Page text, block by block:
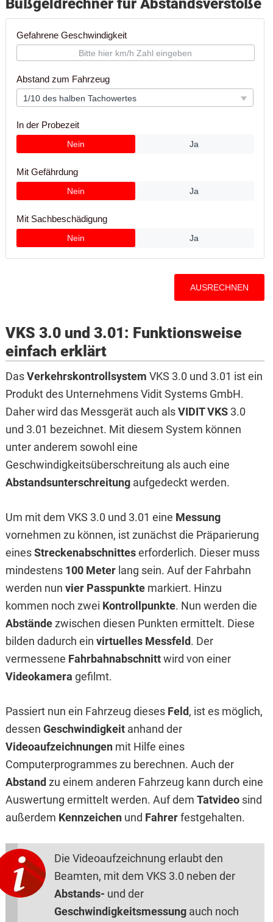
Bußgeldrechner für Abstandsverstöße
VKS 3.0 und 3.01: Funktionsweise
einfach erklärt
DasVerkehrskontrollsystem VKS 3.0 und 3.01 ist ein
Produkt des Unternehmens Vidit Systems GmbH.
Daher wird das Messgerät auch alsVIDIT VKS3.0
und 3.01 bezeichnet. Mit diesem System können
unter anderem sowohl eine
Geschwindigkeitsüberschreitung als auch eine
Abstandsunterschreitungaufgedeckt werden.
Um mit dem VKS 3.0 und 3.01 eine Messung
vornehmen zu können, ist zunächst die Präparierung
einesStreckenabschnitteserforderlich. Dieser muss
mindestens 100 Meterlang sein. Auf der Fahrbahn
werden nun vier Passpunktemarkiert. Hinzu
kommen noch zwei Kontrollpunkte. Nun werden die
Abständezwischen diesen Punkten ermittelt. Diese
bilden dadurch ein virtuelles Messfeld. Der
vermessene Fahrbahnabschnittwird von einer
Videokamera gefilmt.
Passiert nun ein Fahrzeug dieses Feld, ist es möglich,
dessen Geschwindigkeitanhand der
Videoaufzeichnungenmit Hilfe eines
Computerprogrammes zu berechnen. Auch der
Abstand zu einem anderen Fahrzeug kann durch eine
Auswertung ermittelt werden. Auf dem Tatvideosind
außerdem Kennzeichenund Fahrerfestgehalten.
Die Videoaufzeichnung erlaubt den
Beamten, mit dem VKS 3.0 neben der
Abstands- und der
Geschwindigkeitsmessungauch noch